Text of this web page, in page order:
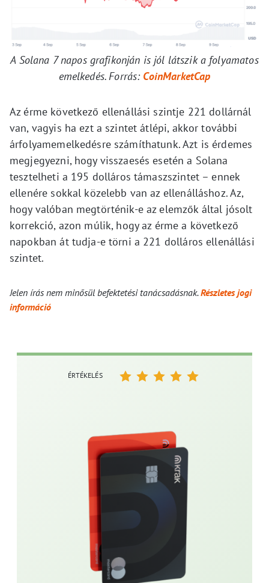
A Solana 7 napos grafikonján is jól látszik a folyamatos
emelkedés. Forrás: CoinMarketCap
Az érme következő ellenállási szintje 221 dollárnál
van, vagyis ha ezt a szintet átlépi, akkor további
árfolyamemelkedésre számíthatunk. Azt is érdemes
megjegyezni, hogy visszaesés esetén a Solana
tesztelheti a 195 dolláros támaszszintet – ennek
ellenére sokkal közelebb van az ellenálláshoz. Az,
hogy valóban megtörténik-e az elemzők által jósolt
korrekció, azon múlik, hogy az érme a következő
napokban át tudja-e törni a 221 dolláros ellenállási
szintet.
Jelen írás nem minősül befektetési tanácsadásnak.Részletes jogi
információ
ÉRTÉKELÉS